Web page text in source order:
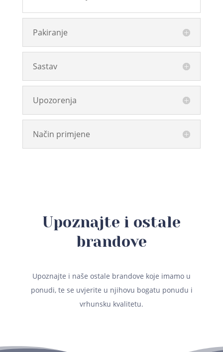
Pakiranje
Sastav
Upozorenja
Način primjene
Upoznajte i ostale
brandove
Upoznajte i naše ostale brandove koje imamo u
ponudi, te se uvjerite u njihovu bogatu ponudu i
vrhunsku kvalitetu.